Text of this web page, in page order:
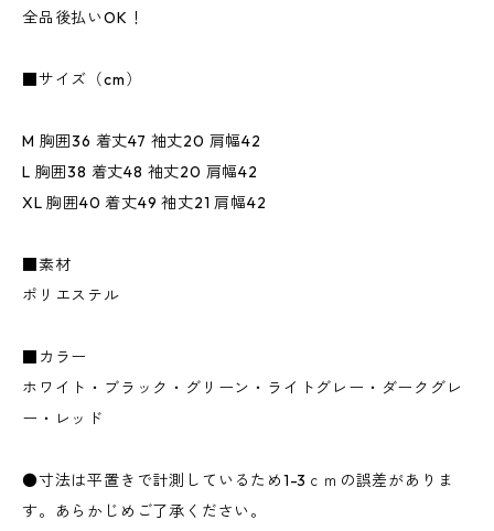
全品後払いOK！
■サイズ（cm）
M 胸囲36 着丈47 袖丈20 肩幅42
L 胸囲38 着丈48 袖丈20 肩幅42
XL 胸囲40 着丈49 袖丈21 肩幅42
■素材
ポリエステル
■カラー
ホワイト・ブラック・グリーン・ライトグレー・ダークグレ
ー・レッド
●寸法は平置きで計測しているため1-3ｃｍの誤差がありま
す。あらかじめご了承ください。